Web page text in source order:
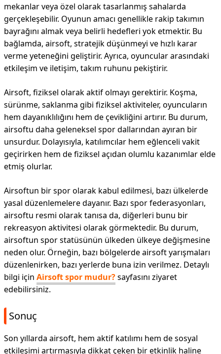
mekanlar veya özel olarak tasarlanmış sahalarda
gerçekleşebilir. Oyunun amacı genellikle rakip takımın
bayrağını almak veya belirli hedefleri yok etmektir. Bu
bağlamda, airsoft, stratejik düşünmeyi ve hızlı karar
verme yeteneğini geliştirir. Ayrıca, oyuncular arasındaki
etkileşim ve iletişim, takım ruhunu pekiştirir.
Airsoft, fiziksel olarak aktif olmayı gerektirir. Koşma,
sürünme, saklanma gibi fiziksel aktiviteler, oyuncuların
hem dayanıklılığını hem de çevikliğini artırır. Bu durum,
airsoftu daha geleneksel spor dallarından ayıran bir
unsurdur. Dolayısıyla, katılımcılar hem eğlenceli vakit
geçirirken hem de fiziksel açıdan olumlu kazanımlar elde
etmiş olurlar.
Airsoftun bir spor olarak kabul edilmesi, bazı ülkelerde
yasal düzenlemelere dayanır. Bazı spor federasyonları,
airsoftu resmi olarak tanısa da, diğerleri bunu bir
rekreasyon aktivitesi olarak görmektedir. Bu durum,
airsoftun spor statüsünün ülkeden ülkeye değişmesine
neden olur. Örneğin, bazı bölgelerde airsoft yarışmaları
düzenlenirken, bazı yerlerde buna izin verilmez. Detaylı
bilgi için Airsoft spor mudur?sayfasını ziyaret
edebilirsiniz.
Sonuç
Son yıllarda airsoft, hem aktif katılımı hem de sosyal
etkileşimi artırmasıyla dikkat çeken bir etkinlik haline